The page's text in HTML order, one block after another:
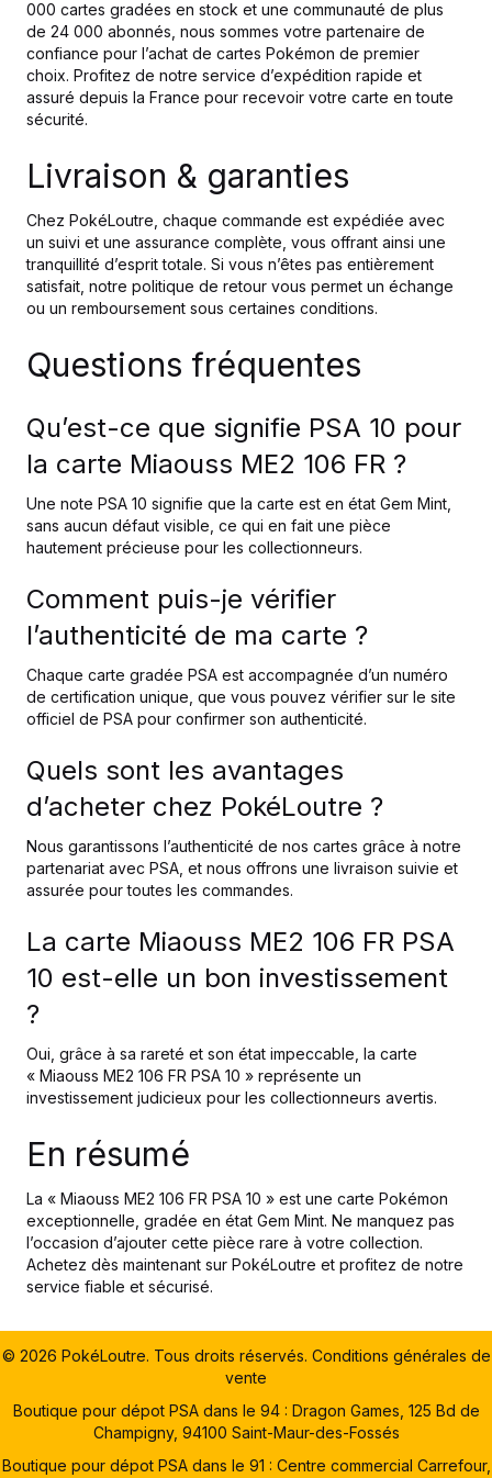
000 cartes gradées en stock et une communauté de plus
de 24 000 abonnés, nous sommes votre partenaire de
confiance pour l’achat de cartes Pokémon de premier
choix. Profitez de notre service d’expédition rapide et
assuré depuis la France pour recevoir votre carte en toute
sécurité.
Livraison & garanties
Chez PokéLoutre, chaque commande est expédiée avec
un suivi et une assurance complète, vous offrant ainsi une
tranquillité d’esprit totale. Si vous n’êtes pas entièrement
satisfait, notre politique de retour vous permet un échange
ou un remboursement sous certaines conditions.
Questions fréquentes
Qu’est-ce que signifie PSA 10 pour
la carte Miaouss ME2 106 FR ?
Une note PSA 10 signifie que la carte est en état Gem Mint,
sans aucun défaut visible, ce qui en fait une pièce
hautement précieuse pour les collectionneurs.
Comment puis-je vérifier
l’authenticité de ma carte ?
Chaque carte gradée PSA est accompagnée d’un numéro
de certification unique, que vous pouvez vérifier sur le site
officiel de PSA pour confirmer son authenticité.
Quels sont les avantages
d’acheter chez PokéLoutre ?
Nous garantissons l’authenticité de nos cartes grâce à notre
partenariat avec PSA, et nous offrons une livraison suivie et
assurée pour toutes les commandes.
La carte Miaouss ME2 106 FR PSA
10 est-elle un bon investissement
?
Oui, grâce à sa rareté et son état impeccable, la carte
« Miaouss ME2 106 FR PSA 10 » représente un
investissement judicieux pour les collectionneurs avertis.
En résumé
La « Miaouss ME2 106 FR PSA 10 » est une carte Pokémon
exceptionnelle, gradée en état Gem Mint. Ne manquez pas
l’occasion d’ajouter cette pièce rare à votre collection.
Achetez dès maintenant sur PokéLoutre et profitez de notre
service fiable et sécurisé.
© 2026 PokéLoutre. Tous droits réservés. Conditions générales de
vente
Boutique pour dépot PSA dans le 94 : Dragon Games, 125 Bd de
Champigny, 94100 Saint-Maur-des-Fossés
Boutique pour dépot PSA dans le 91 : Centre commercial Carrefour,